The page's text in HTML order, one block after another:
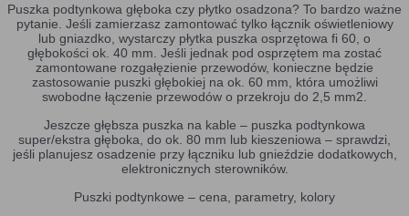
Puszka podtynkowa głęboka czy płytko osadzona? To bardzo ważne
pytanie. Jeśli zamierzasz zamontować tylko łącznik oświetleniowy
lub gniazdko, wystarczy płytka puszka osprzętowa fi 60, o
głębokości ok. 40 mm. Jeśli jednak pod osprzętem ma zostać
zamontowane rozgałęzienie przewodów, konieczne będzie
zastosowanie puszki głębokiej na ok. 60 mm, która umożliwi
swobodne łączenie przewodów o przekroju do 2,5 mm2.
Jeszcze głębsza puszka na kable – puszka podtynkowa
super/ekstra głęboka, do ok. 80 mm lub kieszeniowa – sprawdzi,
jeśli planujesz osadzenie przy łączniku lub gnieździe dodatkowych,
elektronicznych sterowników.
Puszki podtynkowe – cena, parametry, kolory